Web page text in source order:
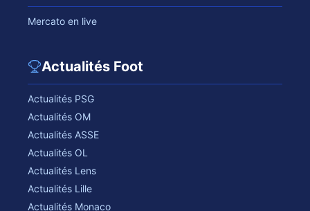
Mercato en live
Actualités Foot
Actualités PSG
Actualités OM
Actualités ASSE
Actualités OL
Actualités Lens
Actualités Lille
Actualités Monaco